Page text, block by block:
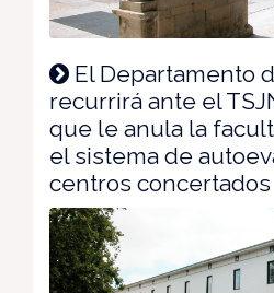
El Departamento
recurrirá ante el
que le anula la
el sistema de
centros concertados